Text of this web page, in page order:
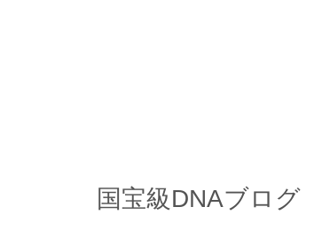
国宝級DNAブログ